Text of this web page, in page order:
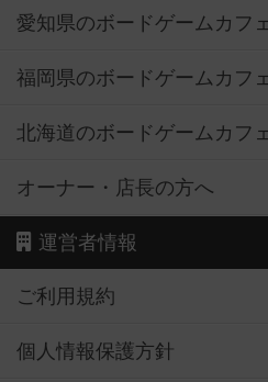
愛知県のボードゲームカフ
福岡県のボードゲームカフ
北海道のボードゲームカフ
オーナー・店長の方へ
運営者情報
ご利用規約
個人情報保護方針